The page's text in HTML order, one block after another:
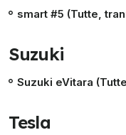
smart #5 (Tutte,
Suzuki
Suzuki eVitara
Tesla